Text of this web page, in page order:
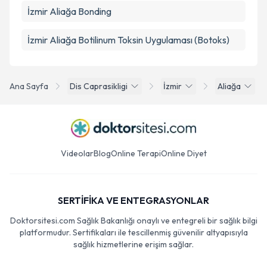
Ana Sayfa Dis Caprasikligi İzmir Aliağa
İzmir Aliağa Bonding
İzmir Aliağa Botilinum Toksin Uygulaması (Botoks)
VideolarBlogOnline TerapiOnline Diyet
SERTİFİKA VE ENTEGRASYONLAR
Doktorsitesi.com Sağlık Bakanlığı onaylı ve entegreli bir sağlık bilgi
platformudur. Sertifikaları ile tescillenmiş güvenilir altyapısıyla
sağlık hizmetlerine erişim sağlar.